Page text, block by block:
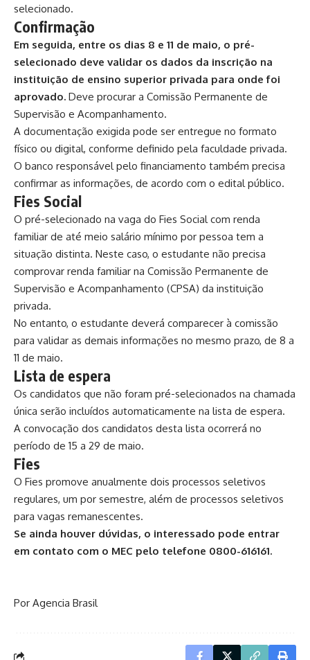
selecionado.
Confirmação
Em seguida, entre os dias 8 e 11 de maio, o pré-
selecionado deve validar os dados da inscrição na
instituição de ensino superior privada para onde foi
aprovado. Deve procurar a Comissão Permanente de
Supervisão e Acompanhamento.
A documentação exigida pode ser entregue no formato
físico ou digital, conforme definido pela faculdade privada.
O banco responsável pelo financiamento também precisa
confirmar as informações, de acordo com o edital público.
Fies Social
O pré-selecionado na vaga do Fies Social com renda
familiar de até meio salário mínimo por pessoa tem a
situação distinta. Neste caso, o estudante não precisa
comprovar renda familiar na Comissão Permanente de
Supervisão e Acompanhamento (CPSA) da instituição
privada.
No entanto, o estudante deverá comparecer à comissão
para validar as demais informações no mesmo prazo, de 8 a
11 de maio.
Lista de espera
Os candidatos que não foram pré-selecionados na chamada
única serão incluídos automaticamente na lista de espera.
A convocação dos candidatos desta lista ocorrerá no
período de 15 a 29 de maio.
Fies
O Fies promove anualmente dois processos seletivos
regulares, um por semestre, além de processos seletivos
para vagas remanescentes.
Se ainda houver dúvidas, o interessado pode entrar
em contato com o MEC pelo telefone 0800-616161.
Por Agencia Brasil